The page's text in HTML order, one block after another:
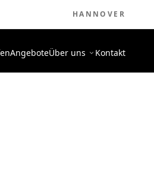
HANNOVER
AngeboteÜber uns Kontakt